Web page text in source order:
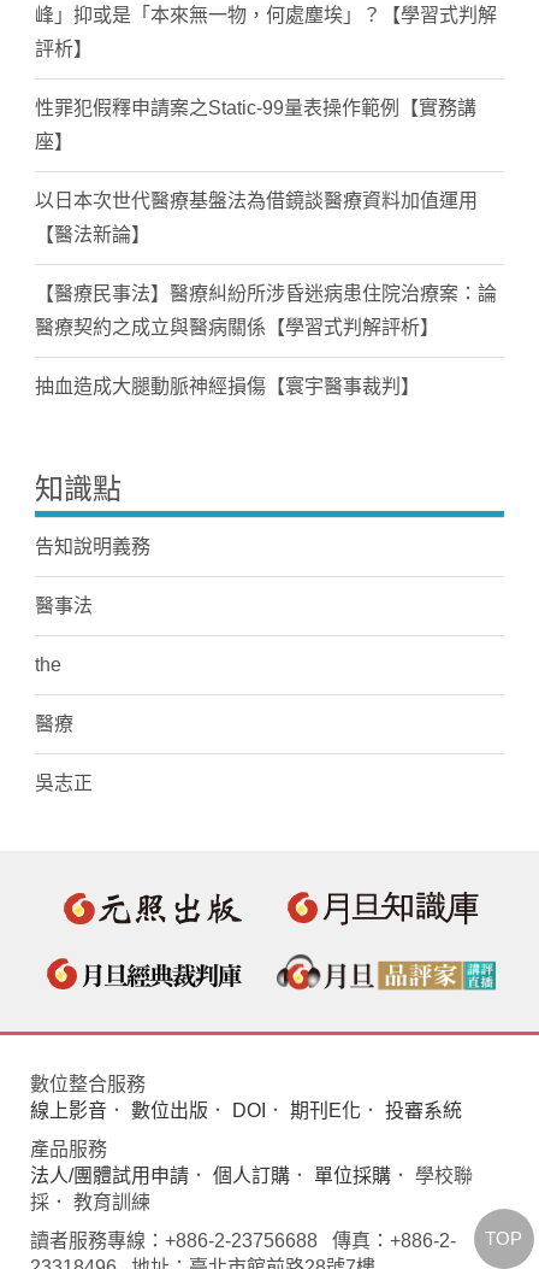
峰」抑或是「本來無一物，何處塵埃」？【學習式判解
評析】
性罪犯假釋申請案之Static-99量表操作範例【實務講
座】
以日本次世代醫療基盤法為借鏡談醫療資料加值運用
【醫法新論】
【醫療民事法】醫療糾紛所涉昏迷病患住院治療案：論
醫療契約之成立與醫病關係【學習式判解評析】
抽血造成大腿動脈神經損傷【寰宇醫事裁判】
知識點
告知說明義務
醫事法
the
醫療
吳志正
數位整合服務
線上影音 ． 數位出版 ． DOI ． 期刊E化 ． 投審系統
產品服務
法人/團體試用申請 ． 個人訂購 ． 單位採購 ． 學校聯
採． 教育訓練
讀者服務專線：+886-2-23756688 傳真：+886-2-
TOP